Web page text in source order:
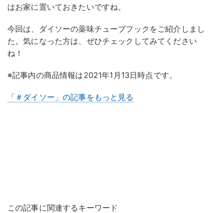
はお家に置いておきたいですね。
今回は、ダイソーの薬味チューブフックをご紹介しまし
た。気になった方は、ぜひチェックしてみてください
ね！
※記事内の商品情報は2021年1月13日時点です。
「＃ダイソー」の記事をもっと見る
この記事に関連するキーワード